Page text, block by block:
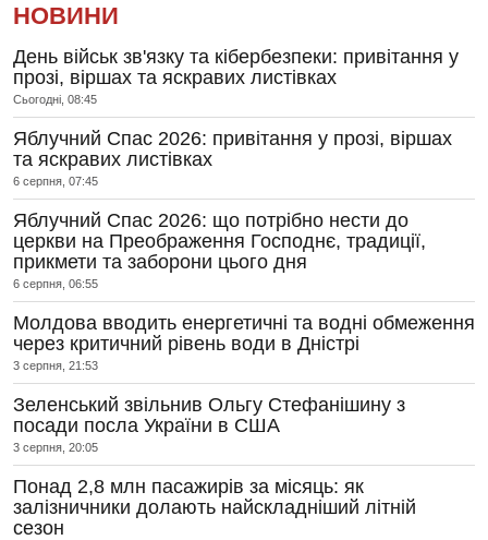
НОВИНИ
День військ зв'язку та кібербезпеки: привітання у
прозі, віршах та яскравих листівках
Сьогодні, 08:45
Яблучний Спас 2026: привітання у прозі, віршах
та яскравих листівках
6 серпня, 07:45
Яблучний Спас 2026: що потрібно нести до
церкви на Преображення Господнє, традиції,
прикмети та заборони цього дня
6 серпня, 06:55
Молдова вводить енергетичні та водні обмеження
через критичний рівень води в Дністрі
3 серпня, 21:53
Зеленський звільнив Ольгу Стефанішину з
посади посла України в США
3 серпня, 20:05
Понад 2,8 млн пасажирів за місяць: як
залізничники долають найскладніший літній
сезон